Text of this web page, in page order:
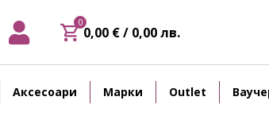
0
0,00 € / 0,00 лв.
Аксесоари Марки Outlet